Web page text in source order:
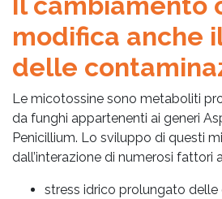
modifica anche
delle
Le micotossine sono metaboliti
da funghi appartenenti ai generi
Penicillium. Lo sviluppo di questi
dall’interazione di numerosi fattori
stress idrico prolungato delle